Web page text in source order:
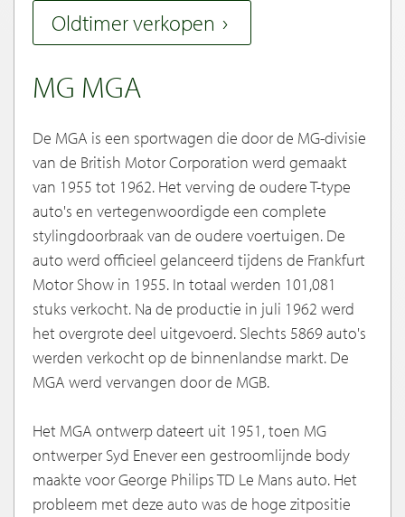
Oldtimer verkopen
MG MGA
De MGA is een sportwagen die door de MG-divisie
van de British Motor Corporation werd gemaakt
van 1955 tot 1962. Het verving de oudere T-type
auto's en vertegenwoordigde een complete
stylingdoorbraak van de oudere voertuigen. De
auto werd officieel gelanceerd tijdens de Frankfurt
Motor Show in 1955. In totaal werden 101,081
stuks verkocht. Na de productie in juli 1962 werd
het overgrote deel uitgevoerd. Slechts 5869 auto's
werden verkocht op de binnenlandse markt. De
MGA werd vervangen door de MGB.
Het MGA ontwerp dateert uit 1951, toen MG
ontwerper Syd Enever een gestroomlijnde body
maakte voor George Philips TD Le Mans auto. Het
probleem met deze auto was de hoge zitpositie